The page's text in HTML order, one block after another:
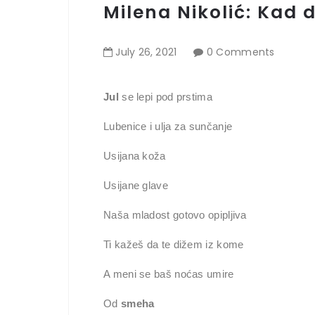
Milena Nikolić: Kad
July 26,2021 0 Comments
Jul se lepi pod prstima
Lubenice i ulja za sunčanje
Usijana koža
Usijane glave
Naša mladost gotovo opipljiva
Ti kažeš da te dižem iz kome
A meni se baš noćas umire
Od smeha